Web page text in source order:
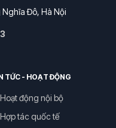
Đô, Hà Nội
TỨC - HOẠT ĐỘNG
Hoạt động nội bộ
Hợp tác quốc tế